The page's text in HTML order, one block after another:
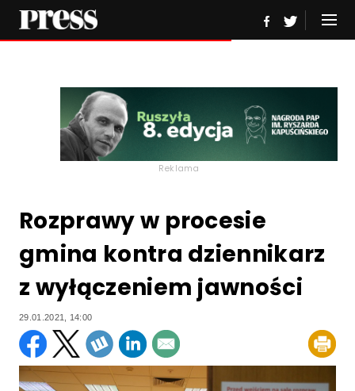
Reklama
Rozprawy w procesie
gmina kontra dziennikarz
z wyłączeniem jawności
29.01.2021, 14:00